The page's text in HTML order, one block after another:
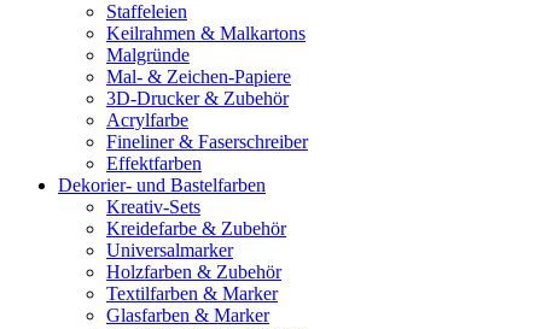
Staffeleien
Keilrahmen & Malkartons
Malgründe
Mal- & Zeichen-Papiere
3D-Drucker & Zubehör
Acrylfarbe
Fineliner & Faserschreiber
Effektfarben
Dekorier- und Bastelfarben
Kreativ-Sets
Kreidefarbe & Zubehör
Universalmarker
Holzfarben & Zubehör
Textilfarben & Marker
Glasfarben & Marker